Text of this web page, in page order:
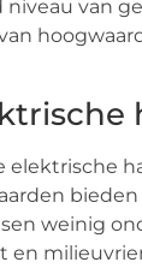
van
elektrische
weinig
en